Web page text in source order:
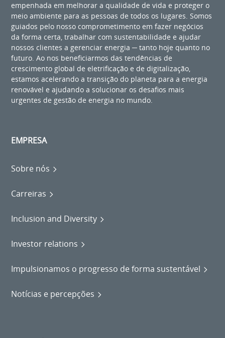
empenhada em melhorar a qualidade de vida e proteger o
meio ambiente para as pessoas de todos os lugares. Somos
guiados pelo nosso comprometimento em fazer negócios
da forma certa, trabalhar com sustentabilidade e ajudar
nossos clientes a gerenciar energia ─ tanto hoje quanto no
futuro. Ao nos beneficiarmos das tendências de
crescimento global de eletrificação e de digitalização,
estamos acelerando a transição do planeta para a energia
renovável e ajudando a solucionar os desafios mais
urgentes de gestão de energia no mundo.
EMPRESA
Sobre nós
Carreiras
Inclusion and Diversity
Investor relations
Impulsionamos o progresso de forma sustentável
Notícias e percepções